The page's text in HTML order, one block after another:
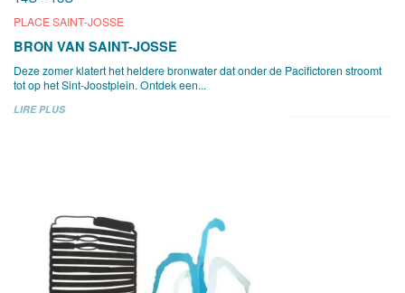
PLACE SAINT-JOSSE
BRON VAN SAINT-JOSSE
Deze zomer klatert het heldere bronwater dat onder de Pacifictoren stroomt
tot op het Sint-Joostplein. Ontdek een...
LIRE PLUS